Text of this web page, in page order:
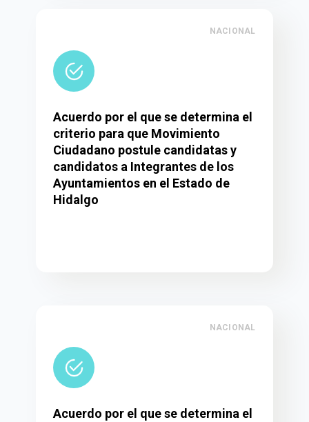
NACIONAL
Acuerdo por el que se determina el
criterio para que Movimiento
Ciudadano postule candidatas y
candidatos a Integrantes de los
Ayuntamientos en el Estado de
Hidalgo
NACIONAL
Acuerdo por el que se determina el